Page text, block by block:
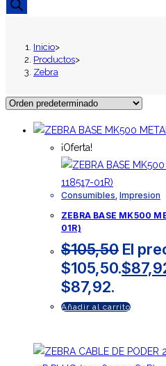
Inicio>
Productos>
Zebra
¡Oferta!
Consumibles, Impresion
ZEBRA BASE MK500
01R)
$105,50 El
$105,50.$
$87,92.
Añadir al carrito